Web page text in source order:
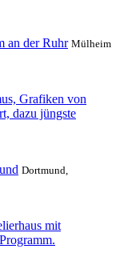
an der Ruhr Mülheim
Grafiken von
dazu jüngste
Dortmund,
mit